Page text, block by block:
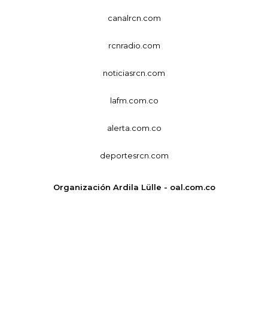
canalrcn.com
rcnradio.com
noticiasrcn.com
lafm.com.co
alerta.com.co
deportesrcn.com
Organización Ardila Lülle - oal.com.co